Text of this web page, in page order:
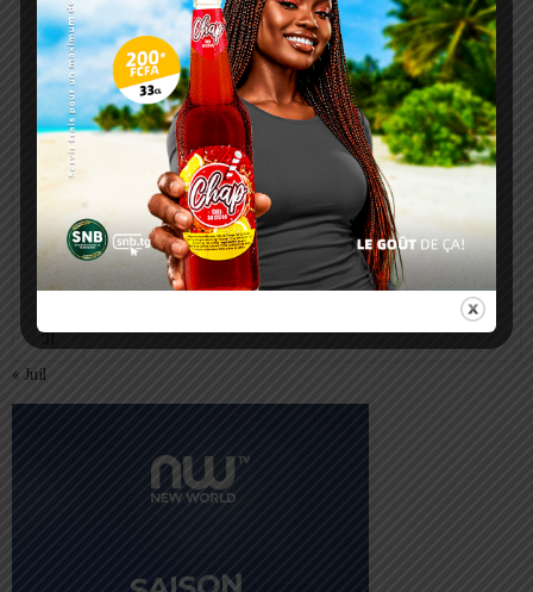
août 2026
L M M J V S D
1 2
5 7 8 9
12 13 14
17 18 19 20 21 22 23
24 25 26 27 28 29 30
31
« Juil